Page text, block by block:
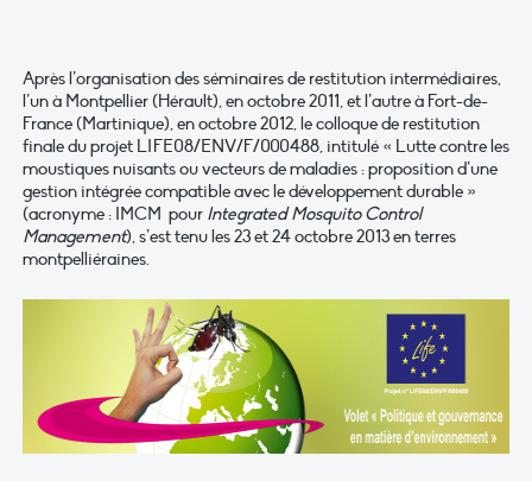
Après l’organisation des séminaires de restitution intermédiaires,
l’un à Montpellier (Hérault), en octobre 2011, et l’autre à Fort-de-
France (Martinique), en octobre 2012, le colloque de restitution
finale du projet LIFE08/ENV/F/000488, intitulé « Lutte contre les
moustiques nuisants ou vecteurs de maladies : proposition d’une
gestion intégrée compatible avec le développement durable »
(acronyme : IMCM pour Integrated Mosquito Control
Management), s’est tenu les 23 et 24 octobre 2013 en terres
montpelliéraines.